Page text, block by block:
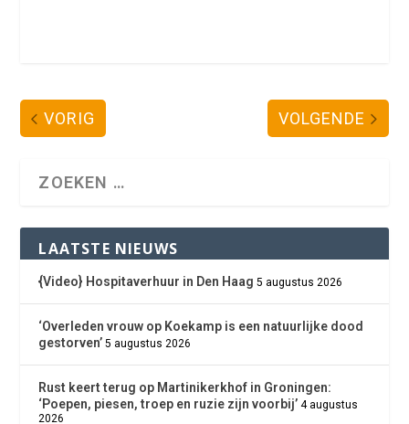
VORIG VOLGENDE
LAATSTE NIEUWS
{Video} Hospitaverhuur in Den Haag 5 augustus 2026
‘Overleden vrouw op Koekamp is een natuurlijke dood
gestorven’ 5 augustus 2026
Rust keert terug op Martinikerkhof in Groningen:
‘Poepen, piesen, troep en ruzie zijn voorbij’ 4 augustus
2026